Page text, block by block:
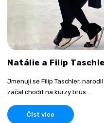
Natálie a Filip
Jmenuji se Filip Taschler,
začal chodit na kurzy brus...
Číst více